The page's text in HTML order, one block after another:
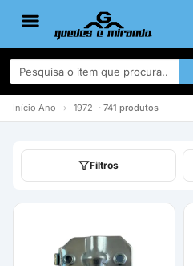
Início Ano › 1972 · 741 produtos
Filtros